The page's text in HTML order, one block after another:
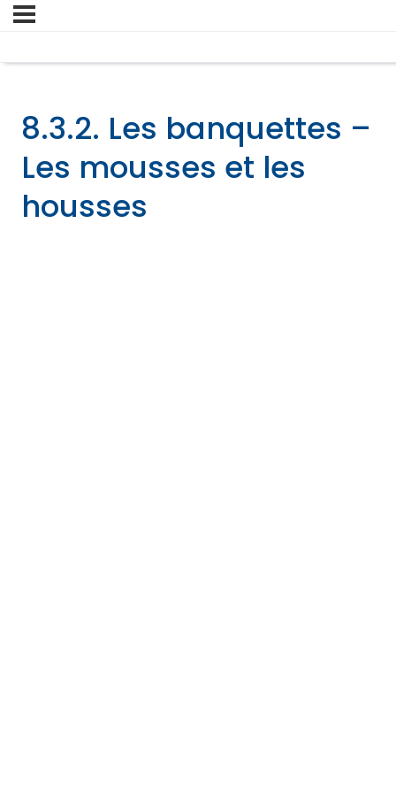
8.3.2. Les banquettes –
Les mousses et les
housses